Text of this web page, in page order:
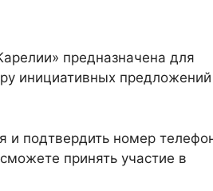
предназначена для
инициативных
и подтвердить номер
принять участие в